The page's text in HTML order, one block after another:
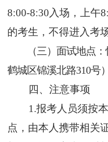
8:00-8:30入场，上午
的考生，不得进入考
（三）面试地点
鹤城区锦溪北路310号）
四、注意事项
1.报考人员须按
点，由本人携带相关